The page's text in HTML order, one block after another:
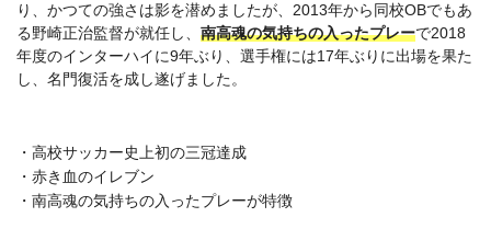
り、かつての強さは影を潜めましたが、2013年から同校OBでもあ
る野崎正治監督が就任し、 南高魂の気持ちの入ったプレーで2018
年度のインターハイに9年ぶり、選手権には17年ぶりに出場を果た
し、名門復活を成し遂げました。
・高校サッカー史上初の三冠達成
・赤き血のイレブン
・南高魂の気持ちの入ったプレーが特徴